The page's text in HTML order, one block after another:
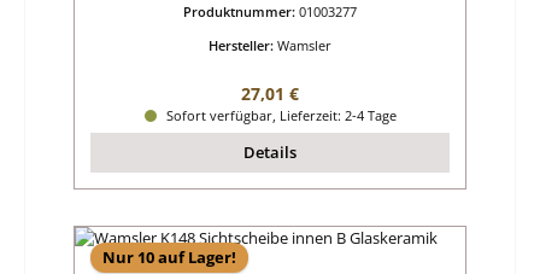
Produktnummer: 01003277
Hersteller: Wamsler
Regulärer Preis:
27,01 €
Sofort verfügbar, Lieferzeit: 2-4 Tage
Details
Nur 10 auf Lager!